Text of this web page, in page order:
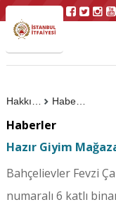
Haberler
Haberler
Hazır Giyim
Bahçelievler Fevzi
numaralı 6 katlı